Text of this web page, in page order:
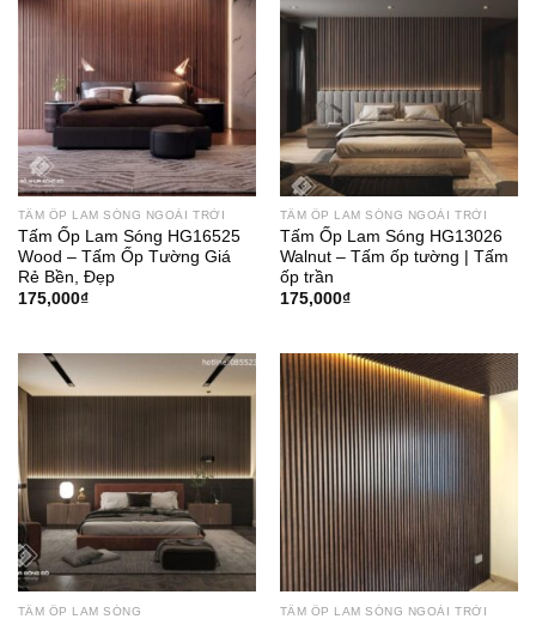
TẤM ỐP LAM SÓNG NGOÀI TRỜI
Tấm Ốp Lam Sóng HG16525
Wood – Tấm Ốp Tường Giá
Rẻ Bền, Đẹp
175,000₫
TẤM ỐP LAM SÓNG NGOÀI TRỜI
Tấm Ốp Lam Sóng HG13026
Walnut – Tấm ốp tường | Tấm
ốp trần
175,000₫
TẤM ỐP LAM SÓNG TẤM ỐP LAM SÓNG NGOÀI TRỜI